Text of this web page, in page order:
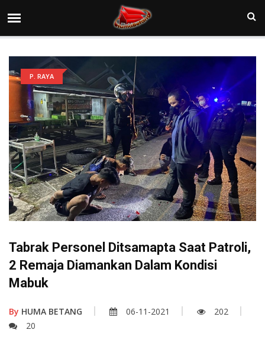
P. RAYA
Tabrak Personel Ditsamapta Saat Patroli,
2 Remaja Diamankan Dalam Kondisi
Mabuk
By HUMA BETANG 06-11-2021
202
20